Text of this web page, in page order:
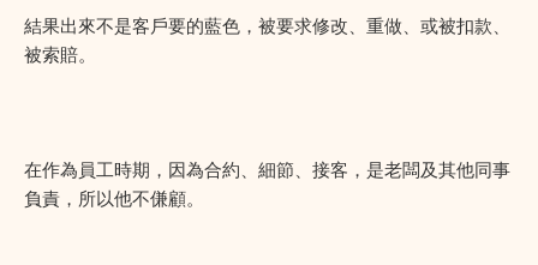
結果出來不是客戶要的藍色，被要求修改、重做、或被扣款、
被索賠。
在作為員工時期，因為合約、細節、接客，是老闆及其他同事
負責，所以他不傔顧。